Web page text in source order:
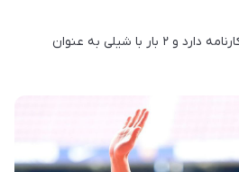
همچنین او ۱۵۰ بازی ملی در کارنامه دارد و ۲ بار با شیلی به عنوان